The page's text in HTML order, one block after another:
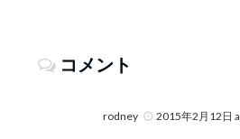
コメント
rodney 2015年2月12日